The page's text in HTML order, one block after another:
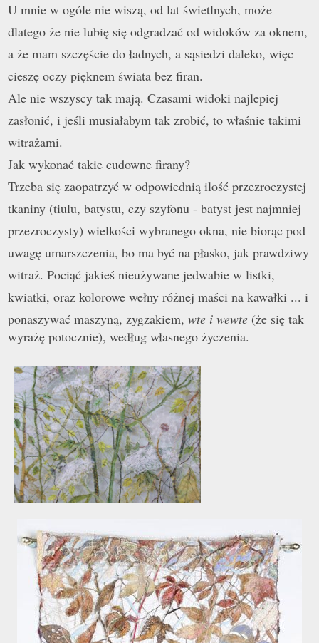
U mnie w ogóle nie wiszą, od lat świetlnych, może
dlatego że nie lubię się odgradzać od widoków za oknem,
a że mam szczęście do ładnych, a sąsiedzi daleko, więc
cieszę oczy pięknem świata bez firan.
Ale nie wszyscy tak mają. Czasami widoki najlepiej
zasłonić, i jeśli musiałabym tak zrobić, to właśnie takimi
witrażami.
Jak wykonać takie cudowne firany?
Trzeba się zaopatrzyć w odpowiednią ilość przezroczystej
tkaniny (tiulu, batystu, czy szyfonu - batyst jest najmniej
przezroczysty) wielkości wybranego okna, nie biorąc pod
uwagę umarszczenia, bo ma być na płasko, jak prawdziwy
witraż. Pociąć jakieś nieużywane jedwabie w listki,
kwiatki, oraz kolorowe wełny różnej maści na kawałki ... i
ponaszywać maszyną, zygzakiem, wte i wewte (że się tak
wyrażę potocznie), według własnego życzenia.